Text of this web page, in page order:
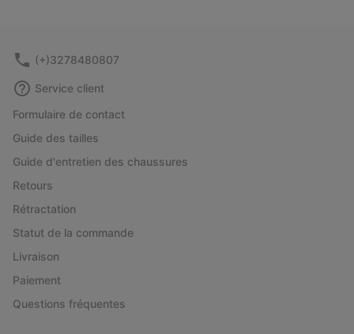
(+)3278480807
Service client
Formulaire de contact
Guide des tailles
Guide d'entretien des chaussures
Retours
Rétractation
Statut de la commande
Livraison
Paiement
Questions fréquentes